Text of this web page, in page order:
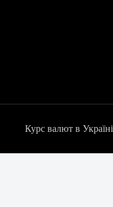
Курс валют в Україні